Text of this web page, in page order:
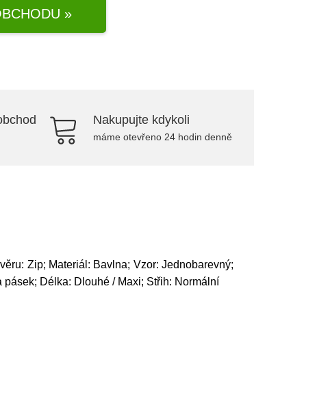
»
Nakupujte kdykoli
máme otevřeno 24 hodin denně
Zip; Materiál: Bavlna; Vzor: Jednobarevný;
Délka: Dlouhé / Maxi; Střih: Normální